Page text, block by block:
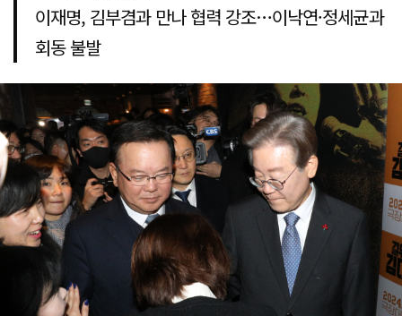
이재명, 김부겸과 만나 협력 강조…이낙연·정세균과
회동 불발